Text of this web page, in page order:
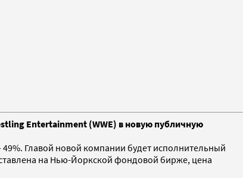
Entertainment (WWE) в новую публичную
49%. Главой новой компании будет исполнительный
на Нью-Йоркской фондовой бирже, цена